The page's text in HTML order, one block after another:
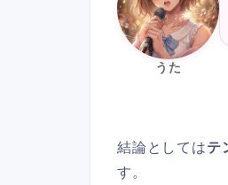
うた
結論としてはテ
す。